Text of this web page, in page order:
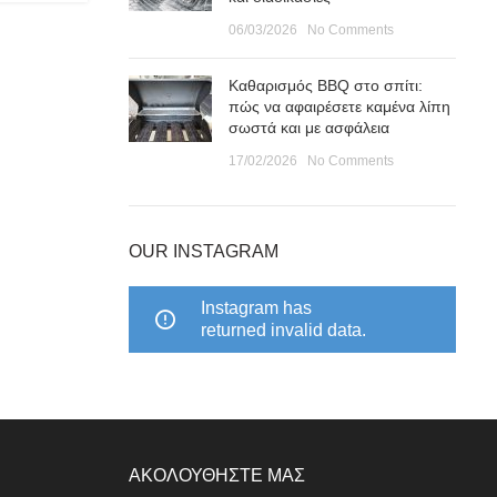
06/03/2026 No Comments
Καθαρισμός BBQ στο σπίτι:
πώς να αφαιρέσετε καμένα λίπη
σωστά και με ασφάλεια
17/02/2026 No Comments
OUR INSTAGRAM
Instagram has
returned invalid data.
ΑΚΟΛΟΥΘΗΣΤΕ ΜΑΣ